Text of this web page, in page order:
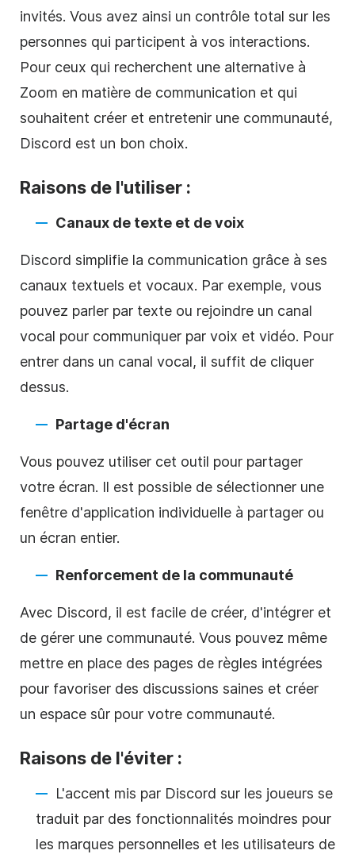
invités. Vous avez ainsi un contrôle total sur les
personnes qui participent à vos interactions.
Pour ceux qui recherchent une alternative à
Zoom en matière de communication et qui
souhaitent créer et entretenir une communauté,
Discord est un bon choix.
Raisons de l'utiliser :
Canaux de texte et de voix
Discord simplifie la communication grâce à ses
canaux textuels et vocaux. Par exemple, vous
pouvez parler par texte ou rejoindre un canal
vocal pour communiquer par voix et vidéo. Pour
entrer dans un canal vocal, il suffit de cliquer
dessus.
Partage d'écran
Vous pouvez utiliser cet outil pour partager
votre écran. Il est possible de sélectionner une
fenêtre d'application individuelle à partager ou
un écran entier.
Renforcement de la communauté
Avec Discord, il est facile de créer, d'intégrer et
de gérer une communauté. Vous pouvez même
mettre en place des pages de règles intégrées
pour favoriser des discussions saines et créer
un espace sûr pour votre communauté.
Raisons de l'éviter :
L'accent mis par Discord sur les joueurs se
traduit par des fonctionnalités moindres pour
les marques personnelles et les utilisateurs de